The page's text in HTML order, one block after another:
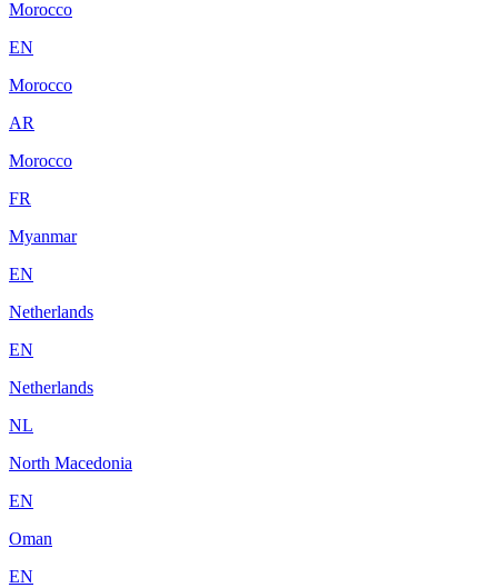
Morocco
EN
Morocco
AR
Morocco
FR
Myanmar
EN
Netherlands
EN
Netherlands
NL
North Macedonia
EN
Oman
EN